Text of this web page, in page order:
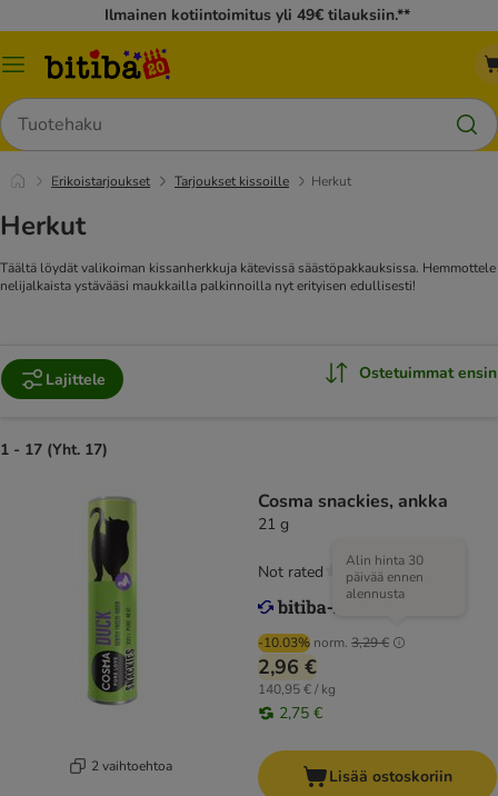
Ilmainen kotiintoimitus yli 49€ tilauksiin.**
Katalogivalikko
Hae
Erikoistarjoukset Tarjoukset kissoille Herkut
Herkut
Täältä löydät valikoiman kissanherkkuja kätevissä säästöpakkauksissa. Hemmottele
nelijalkaista ystävääsi maukkailla palkinnoilla nyt erityisen edullisesti!
Lajittele Ostetuimmat ensin
1 - 17 (Yht. 17)
2 vaihtoehtoa
Cosma snackies, ankka
21 g
-10.03% norm. 3,29 €
Alin hinta 30
päivää ennen
alennusta
2,96 €
140,95 € / kg
2,75 €
Not rated
Lisää ostoskoriin